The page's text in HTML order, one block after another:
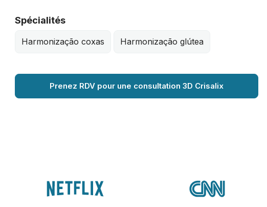
Spécialités
Harmonização coxas Harmonização glútea
Prenez RDV pour une consultation 3D Crisalix